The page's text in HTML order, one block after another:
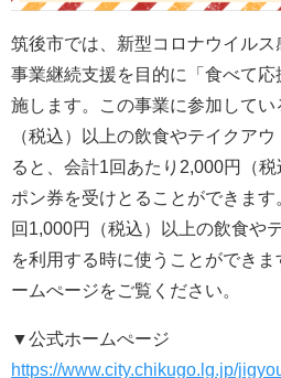
筑後市では、新型コロナウイルス
事業継続支援を目的に「食べて
施します。この事業に参加して
（税込）以上の飲食やテイクア
ると、会計1回あたり2,000円（
ポン券を受けとることができま
回1,000円（税込）以上の飲食や
を利用する時に使うことができ
ームぺージをご覧ください。
▼公式ホームぺージ
https://www.city.chikugo.lg.jp/